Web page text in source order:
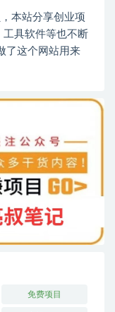
本站分享创业项
工具软件等也不断
了这个网站用来
免费项目